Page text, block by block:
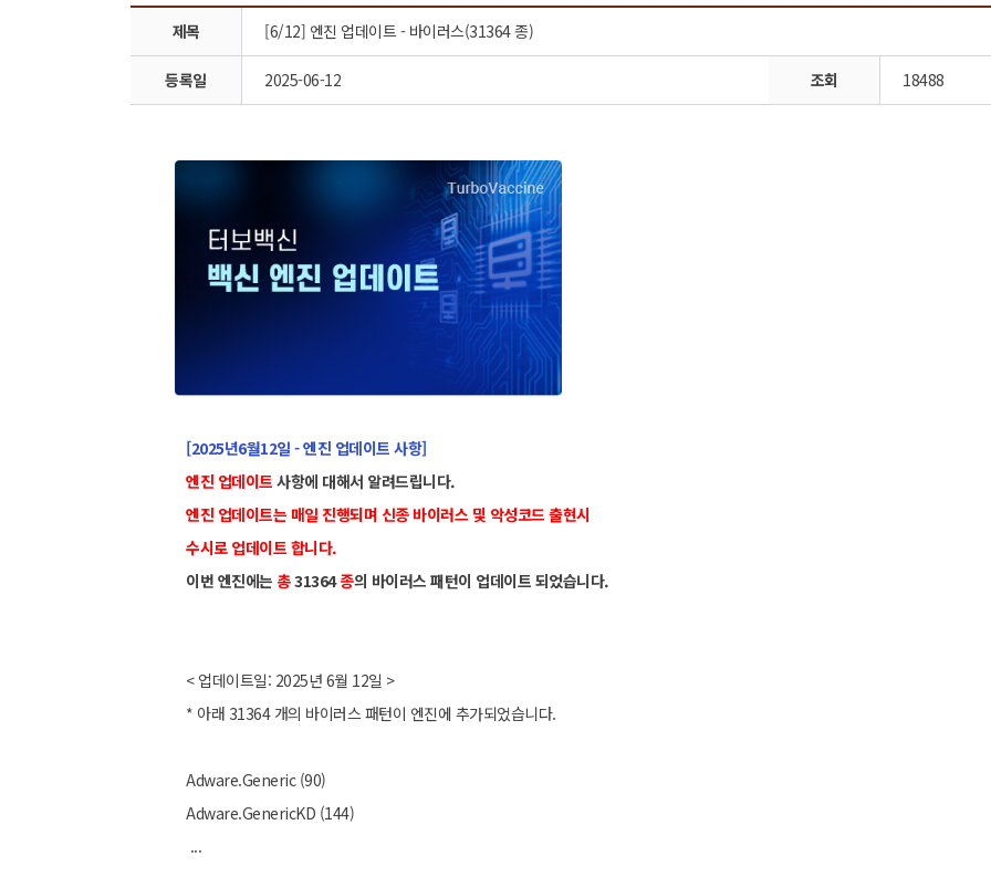
제목 [6/12] 엔진 업데이트 - 바이러스(31364 종)
등록일 2025-06-12 조회 18488
[2025년6월12일 - 엔진 업데이트 사항]
엔진 업데이트 사항에 대해서 알려드립니다.
엔진 업데이트는 매일 진행되며 신종 바이러스 및 악성코드 출현시
수시로 업데이트 합니다.
이번 엔진에는 총31364종의 바이러스 패턴이 업데이트 되었습니다.
< 업데이트일: 2025년 6월 12일 >
* 아래 31364 개의 바이러스 패턴이 엔진에 추가되었습니다.
Adware.Generic (90)
Adware.GenericKD (144)
...